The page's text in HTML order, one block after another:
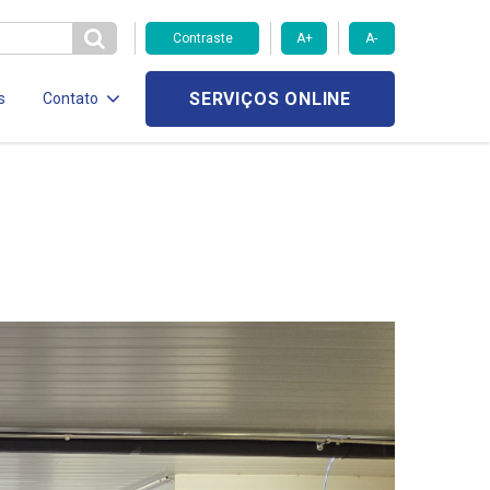
Contraste A+ A-
Contato SERVIÇOS ONLINE